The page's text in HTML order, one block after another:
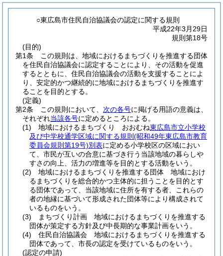
○東広島市住民自治協議会の認定に関する規則
平成22年3月29日
規則第18号
(目的)
第1条
この規則は、地域におけるまちづくりを推進する団体
を住民自治協議会に認定することにより、その活動を促進
するとともに、住民自治協議会の活動を支援することによ
り、安定的かつ継続的に地域におけるまちづくりを推進す
ることを目的とする。
(定義)
第2条
この規則において、 次の各号に掲げる用語の意義は、
それぞれ当該各号に定めるところによる。
(1)
地域におけるまちづくり おおむね東広島市立小学校
及び中学校通学区域に関する規則 (昭和49年東広島市教育
委員会規則第19号)別表に定める小学校区の区域におい
て、市民が互いの合意に基づき行う当該地域の暮らしや
すさの向上、活力の増進等を目的とする活動をいう。
(2)
地域におけるまちづくりを推進する団体 地域におけ
るまちづくりを総合的かつ主体的に担うことを目的とす
る団体であって、当該地域に住所を有する者、これらの
者の地縁に基づいて形成された団体等により構成されて
いるものをいう。
(3)
まちづくり計画 地域におけるまちづくりを推進する
団体が策定する方針及び中長期的な事業計画をいう。
(4)
住民自治協議会 地域におけるまちづくりを推進する
団体であって、市長の認定を受けているものをいう。
(認定の申請)